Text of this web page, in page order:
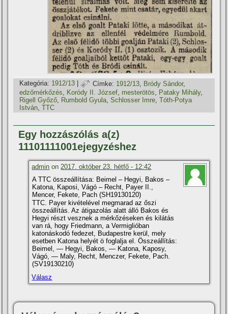
Kategória: 1912/13 | Címke: 1912/13 Bródy Sándor,
edzőmérkőzés, Koródy II. József, mesterötös, Pataky Mihály,
Rigell Győző, Rumbold Gyula,Schlosser Imre,Tóth-Potya
István,TTC
Egy hozzászólás a(z)
11101111001ejegyzéshez
admin on2017. október 23. hétfő - 12:42
A TTC összeállí­tása: Beimel – Hegyi, Bakos –
Katona, Kaposi, Vágó – Recht, Payer II.,
Mencer, Fekete, Pach (SH19130120)
TTC. Payer kivételével megmarad az őszi
összeállí­tás. Az átigazolás alatt álló Bakos és
Hegyi részt vesznek a mérkőzéseken és kilátás
van rá, hogy Friedmann, a Vermiglióban
katonáskodó fedezet, Budapestre kerül, mely
esetben Katona helyét ö foglalja el. Összeállí­tás:
Beimel, — Hegyi, Bakos, — Katona, Kaposy,
Vágó, — Maly, Recht, Menczer, Fekete, Pach.
(SV19130210)
Válasz